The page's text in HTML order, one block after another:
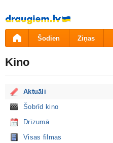
Pāriet
uz
saturu
Šodien Ziņas
Kino
Aktuāli
Šobrīd kino
Drīzumā
Visas filmas